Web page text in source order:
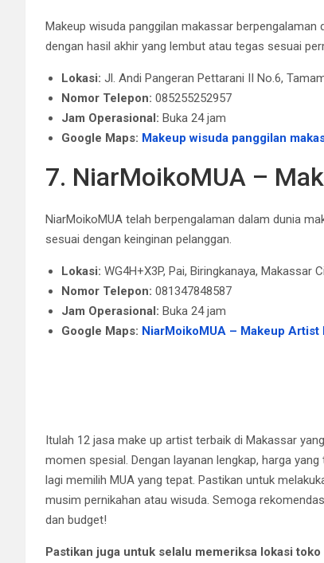
Makeup wisuda panggilan makassar berpengalaman
dengan hasil akhir yang lembut atau tegas sesuai
Lokasi: Jl. Andi Pangeran Pettarani II No.6,
Nomor Telepon: 085255252957
Jam Operasional: Buka 24 jam
Google Maps: Makeup wisuda panggilan
7. NiarMoikoMUA –
NiarMoikoMUA telah berpengalaman dalam dunia
sesuai dengan keinginan pelanggan.
Lokasi: WG4H+X3P, Pai, Biringkanaya, Makassar
Nomor Telepon: 081347848587
Jam Operasional: Buka 24 jam
Google Maps: NiarMoikoMUA – Makeup Artist
Itulah 12 jasa make up artist terbaik di Makassar
momen spesial. Dengan layanan lengkap, harga
lagi memilih MUA yang tepat. Pastikan untuk
musim pernikahan atau wisuda. Semoga
dan budget!
Pastikan juga untuk selalu memeriksa lokasi